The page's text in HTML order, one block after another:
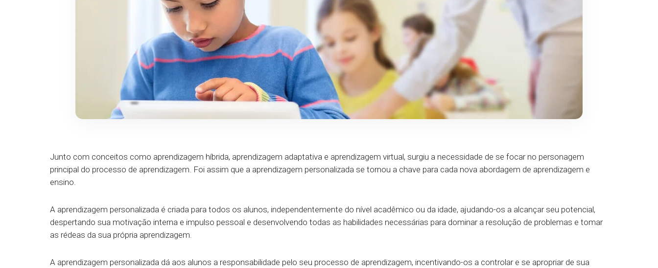
Junto com conceitos como aprendizagem híbrida, aprendizagem adaptativa e aprendizagem virtual, surgiu a necessidade de se focar no personagem
principal do processo de aprendizagem. Foi assim que a aprendizagem personalizada se tornou a chave para cada nova abordagem de aprendizagem e
ensino.
A aprendizagem personalizada é criada para todos os alunos, independentemente do nível acadêmico ou da idade, ajudando-os a alcançar seu potencial,
despertando sua motivação interna e impulso pessoal e desenvolvendo todas as habilidades necessárias para dominar a resolução de problemas e tomar
as rédeas da sua própria aprendizagem.
A aprendizagem personalizada dá aos alunos a responsabilidade pelo seu processo de aprendizagem, incentivando-os a controlar e se apropriar de sua